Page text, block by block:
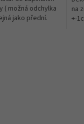
( možná odchylka
jako přední.
na
+-